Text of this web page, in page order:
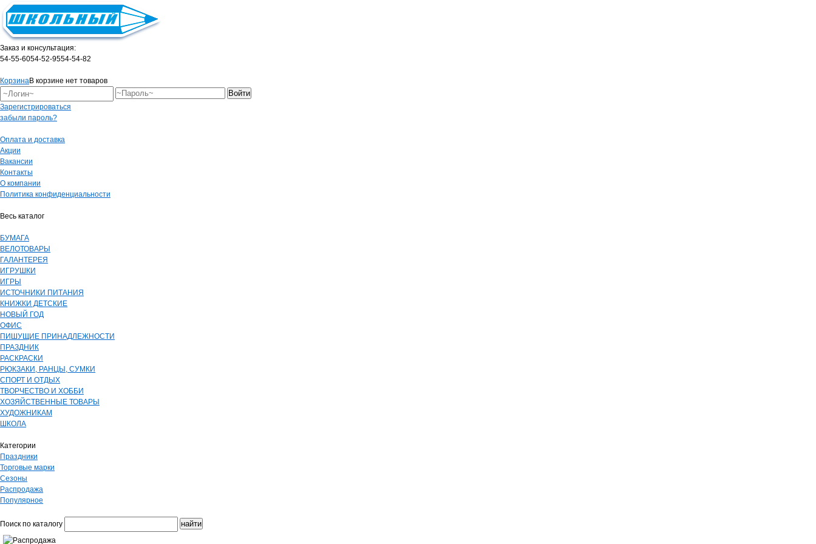
Заказ и консультация:
54-55-6054-52-9554-54-82
КорзинаВ корзине нет товаров
Зарегистрироваться
забыли пароль?
Оплата и доставка
Акции
Вакансии
Контакты
О компании
Политика конфиденциальности
Весь каталог
БУМАГА
ВЕЛОТОВАРЫ
ГАЛАНТЕРЕЯ
ИГРУШКИ
ИГРЫ
ИСТОЧНИКИ ПИТАНИЯ
КНИЖКИ ДЕТСКИЕ
НОВЫЙ ГОД
ОФИС
ПИШУЩИЕ ПРИНАДЛЕЖНОСТИ
ПРАЗДНИК
РАСКРАСКИ
РЮКЗАКИ, РАНЦЫ, СУМКИ
СПОРТ И ОТДЫХ
ТВОРЧЕСТВО И ХОББИ
ХОЗЯЙСТВЕННЫЕ ТОВАРЫ
ХУДОЖНИКАМ
ШКОЛА
Категории
Праздники
Торговые марки
Сезоны
Распродажа
Популярное
Поиск по каталогу